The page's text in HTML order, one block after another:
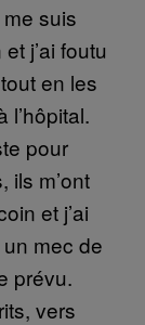
suis
j’ai foutu
en les
l’hôpital.
pour
ils m’ont
et j’ai
mec de
prévu.
vers